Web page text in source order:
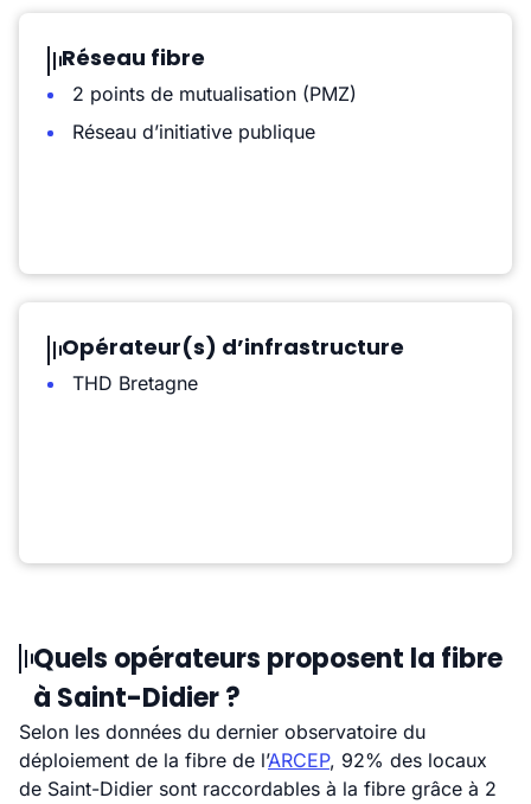
Réseau fibre
2 points de mutualisation (PMZ)
Réseau d’initiative publique
Opérateur(s) d’infrastructure
THD Bretagne
Quels opérateurs proposent la fibre
à Saint-Didier ?
Selon les données du dernier observatoire du
déploiement de la fibre de l’ARCEP, 92% des locaux
de Saint-Didier sont raccordables à la fibre grâce à 2